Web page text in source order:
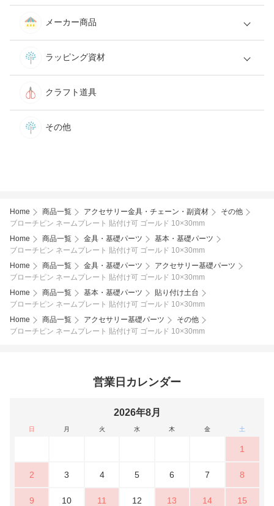
メーカー商品
ラッピング資材
クラフト道具
その他
Home 商品一覧 アクセサリー金具・チェーン・副資材
その他
ブローチピン ネームプレート 貼付け可 ゴールド 10×30mm
Home
商品一覧 金具・基礎パーツ
基本・基礎パーツ
ブローチピン ネームプレート 貼付け可 ゴールド 10×30mm
Home
商品一覧 金具・基礎パーツ
アクセサリー基礎パーツ
ブローチピン ネームプレート 貼付け可 ゴールド 10×30mm
Home
商品一覧 基本・基礎パーツ
貼り付け土台
ブローチピン ネームプレート 貼付け可 ゴールド 10×30mm
Home
商品一覧 アクセサリー基礎パーツ
その他
ブローチピン ネームプレート 貼付け可 ゴールド 10×30mm
営業日カレンダー
2026年8月
日 月 火 水 木 金 土
1
2 3 4 5 6 7 8
9 10 11 12 13 14 15